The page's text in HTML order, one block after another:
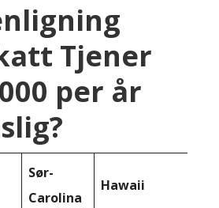
Tjener
per år
Sør-
Carolina
Hawaii